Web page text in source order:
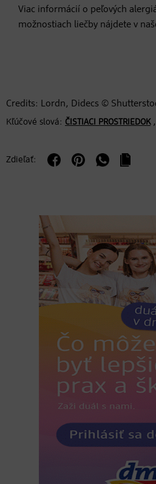
Viac informácií o peľových
možnostiach liečby nájdete v
Credits: Lordn, Didecs ©
Kľúčové slová: ČISTIACI PROSTRIEDOK,
Zdieľať: